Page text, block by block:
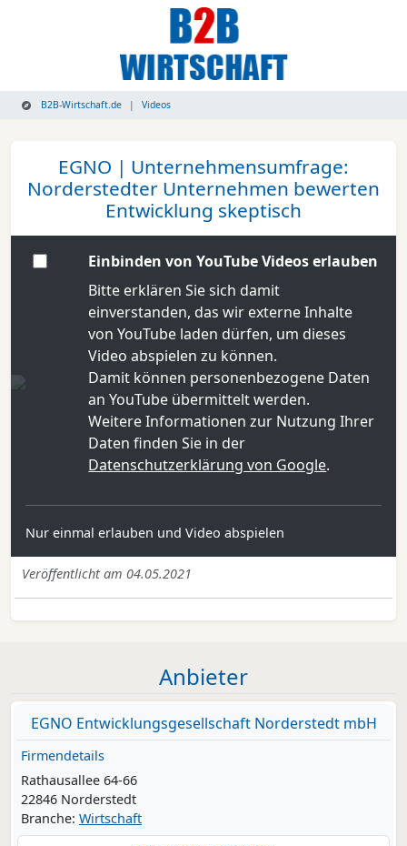
B2B-Wirtschaft.de Videos
EGNO | Unternehmensumfrage:
Norderstedter Unternehmen bewerten
Entwicklung skeptisch
Einbinden von YouTube Videos erlauben
Bitte erklären Sie sich damit
einverstanden, das wir externe Inhalte
von YouTube laden dürfen, um dieses
Video abspielen zu können.
Damit können personenbezogene Daten
an YouTube übermittelt werden.
Weitere Informationen zur Nutzung Ihrer
Daten finden Sie in der
Datenschutzerklärung von Google.
Nur einmal erlauben und Video abspielen
Veröffentlicht am 04.05.2021
Anbieter
EGNO Entwicklungsgesellschaft Norderstedt mbH
Firmendetails
Rathausallee 64-66
22846 Norderstedt
Branche: Wirtschaft